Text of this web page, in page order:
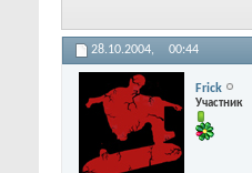
28.10.2004, 00:44
Frick
Участник